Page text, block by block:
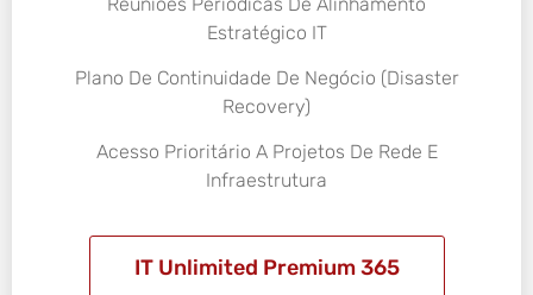
Estratégico IT
Plano De Continuidade De Negócio (Disaster
Recovery)
Acesso Prioritário A Projetos De Rede E
Infraestrutura
IT Unlimited Premium 365